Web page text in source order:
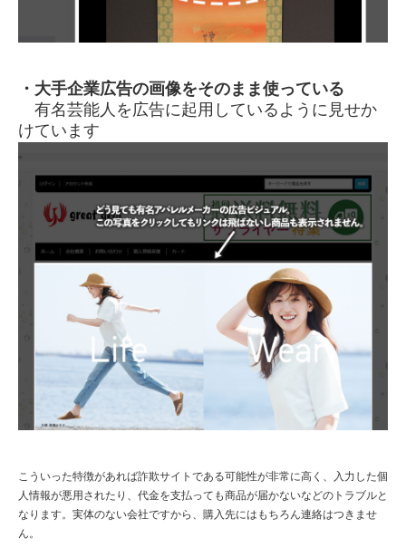
・大手企業広告の画像をそのまま使っている
有名芸能人を広告に起用しているように見せか
けています
こういった特徴があれば詐欺サイトである可能性が非常に高く、入力した個
人情報が悪用されたり、代金を支払っても商品が届かないなどのトラブルと
なります。実体のない会社ですから、購入先にはもちろん連絡はつきませ
ん。